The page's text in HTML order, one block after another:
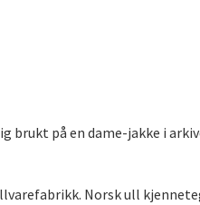
på en dame-jakke i
Norsk ull